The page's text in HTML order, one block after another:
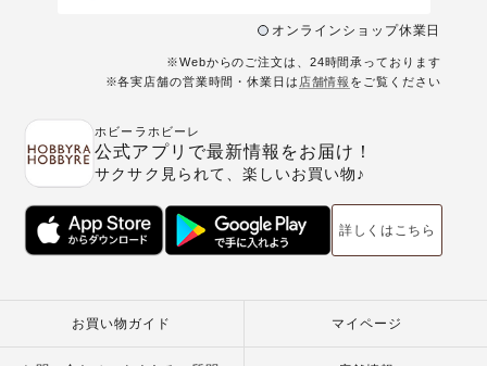
オンラインショップ休業日
※Webからのご注文は、24時間承っております
※各実店舗の営業時間・休業日は 店舗情報 をご覧ください
ホビーラホビーレ
公式アプリで最新情報をお届け！
サクサク見られて、楽しいお買い物♪
詳しくはこちら
お買い物ガイド マイページ